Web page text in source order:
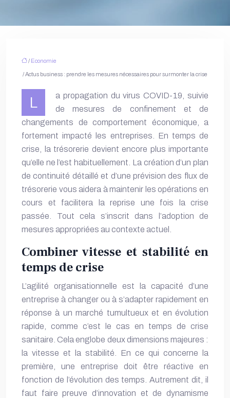
/ Economie
/ Actus business : prendre les mesures nécessaires pour surmonter la crise
L
a propagation du virus COVID-19, suivie
de mesures de confinement et de
changements de comportement économique, a
fortement impacté les entreprises. En temps de
crise, la trésorerie devient encore plus importante
qu’elle ne l’est habituellement. La création d’un plan
de continuité détaillé et d’une prévision des flux de
trésorerie vous aidera à maintenir les opérations en
cours et facilitera la reprise une fois la crise
passée. Tout cela s’inscrit dans l’adoption de
mesures appropriées au contexte actuel.
Combiner vitesse et stabilité en
temps de crise
L’agilité organisationnelle est la capacité d’une
entreprise à changer ou à s’adapter rapidement en
réponse à un marché tumultueux et en évolution
rapide, comme c’est le cas en temps de crise
sanitaire . Cela englobe deux dimensions majeures :
la vitesse et la stabilité. En ce qui concerne la
première, une entreprise doit être réactive en
fonction de l’évolution des temps. Autrement dit, il
faut faire preuve d’innovation et de dynamisme